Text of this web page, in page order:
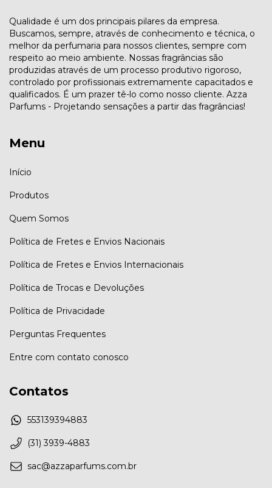
Qualidade é um dos principais pilares da empresa.
Buscamos, sempre, através de conhecimento e técnica, o
melhor da perfumaria para nossos clientes, sempre com
respeito ao meio ambiente. Nossas fragrâncias são
produzidas através de um processo produtivo rigoroso,
controlado por profissionais extremamente capacitados e
qualificados. É um prazer tê-lo como nosso cliente. Azza
Parfums - Projetando sensações a partir das fragrâncias!
Menu
Início
Produtos
Quem Somos
Política de Fretes e Envios Nacionais
Política de Fretes e Envios Internacionais
Política de Trocas e Devoluções
Política de Privacidade
Perguntas Frequentes
Entre com contato conosco
Contatos
553139394883
(31) 3939-4883
sac@azzaparfums.com.br